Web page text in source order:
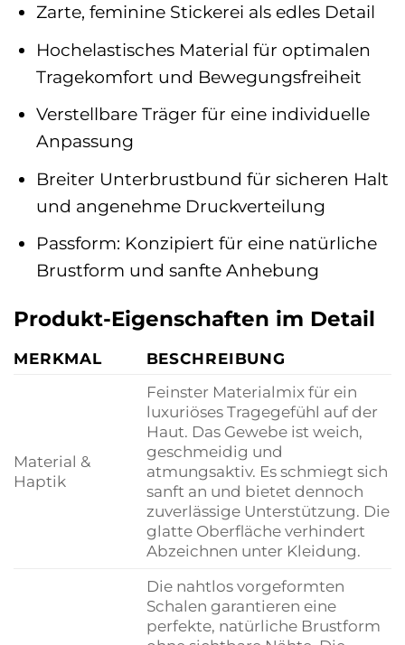
Zarte, feminine Stickerei als edles Detail
Hochelastisches Material für optimalen
Tragekomfort und Bewegungsfreiheit
Verstellbare Träger für eine individuelle
Anpassung
Breiter Unterbrustbund für sicheren Halt
und angenehme Druckverteilung
Passform: Konzipiert für eine natürliche
Brustform und sanfte Anhebung
Produkt-Eigenschaften im Detail
MERKMAL BESCHREIBUNG
Material &
Haptik
Feinster Materialmix für ein
luxuriöses Tragegefühl auf der
Haut. Das Gewebe ist weich,
geschmeidig und
atmungsaktiv. Es schmiegt sich
sanft an und bietet dennoch
zuverlässige Unterstützung. Die
glatte Oberfläche verhindert
Abzeichnen unter Kleidung.
Die nahtlos vorgeformten
Schalen garantieren eine
perfekte, natürliche Brustform